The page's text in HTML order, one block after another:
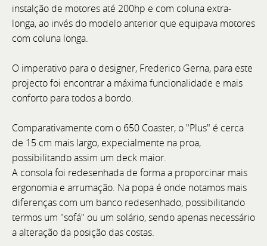
instalção de motores até 200hp e com coluna extra-
longa, ao invés do modelo anterior que equipava motores
com coluna longa.
O imperativo para o designer, Frederico Gerna, para este
projecto foi encontrar a máxima funcionalidade e mais
conforto para todos a bordo.
Comparativamente com o 650 Coaster, o "Plus" é cerca
de 15 cm mais largo, expecialmente na proa,
possibilitando assim um deck maior.
A consola foi redesenhada de forma a proporcinar mais
ergonomia e arrumação. Na popa é onde notamos mais
diferenças com um banco redesenhado, possibilitando
termos um "sofá" ou um solário, sendo apenas necessário
a alteração da posição das costas.